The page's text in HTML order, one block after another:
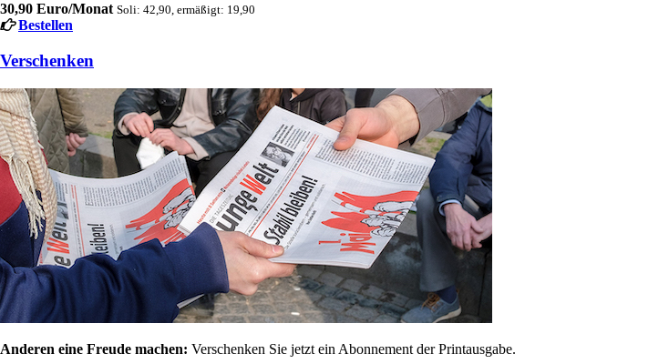
30,90 Euro/Monat Soli: 42,90, ermäßigt: 19,90
Bestellen
Verschenken
Anderen eine Freude machen: Verschenken Sie jetzt ein Abonnement der Printausgabe.